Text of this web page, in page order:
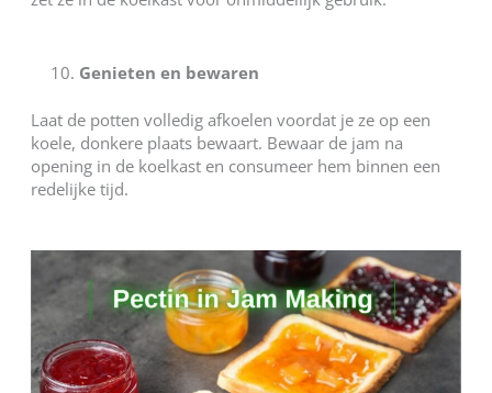
Genieten en bewaren
Laat de potten volledig afkoelen voordat je ze op een
koele, donkere plaats bewaart. Bewaar de jam na
opening in de koelkast en consumeer hem binnen een
redelijke tijd.